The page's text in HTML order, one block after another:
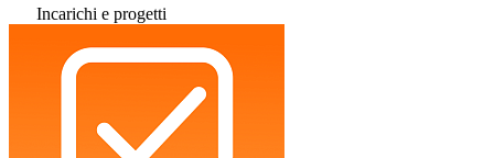
Incarichi e progetti